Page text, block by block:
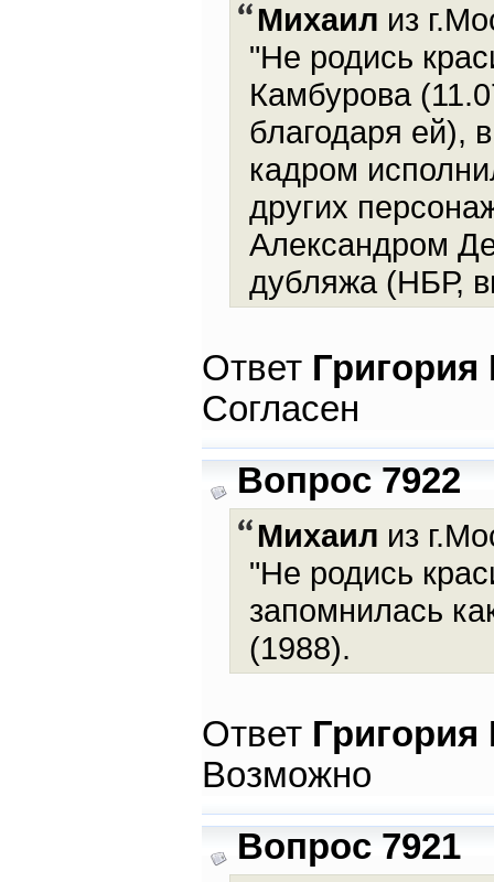
Михаил из
"Не родись
Камбурова
благодаря ей),
кадром
других
Александром
дубляжа (НБР,
Ответ
Согласен
Вопрос 7922
Михаил из
"Не родись
запомнилась
(1988).
Ответ
Возможно
Вопрос 7921